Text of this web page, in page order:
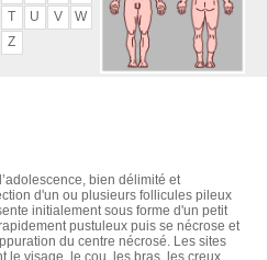
T U V
W
Z
bien délimité et
d'un ou plusieurs follicules pileux
initialement sous forme d'un petit
pustuleux puis se nécrose et
du centre nécrosé. Les sites
le visage, le cou, les bras, les creux